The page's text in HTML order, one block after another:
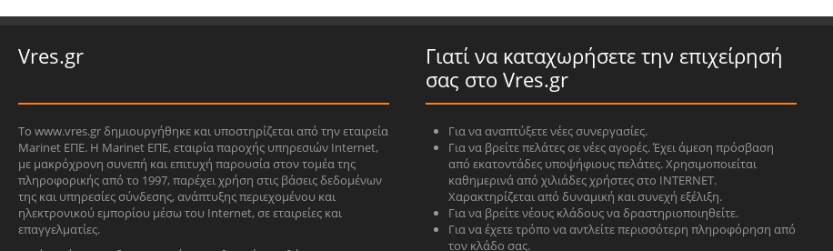
Vres.gr
Το www.vres.gr δημιουργήθηκε και υποστηρίζεται από την εταιρεία
Marinet ΕΠΕ. Η Marinet ΕΠΕ, εταιρία παροχής υπηρεσιών Internet,
με μακρόχρονη συνεπή και επιτυχή παρουσία στον τομέα της
πληροφορικής από το 1997, παρέχει χρήση στις βάσεις δεδομένων
της και υπηρεσίες σύνδεσης, ανάπτυξης περιεχομένου και
ηλεκτρονικού εμπορίου μέσω του Internet, σε εταιρείες και
επαγγελματίες.
Γιατί να καταχωρήσετε την επιχείρησή
σας στο Vres.gr
Για να αναπτύξετε νέες συνεργασίες.
Για να βρείτε πελάτες σε νέες αγορές. Έχει άμεση πρόσβαση
από εκατοντάδες υποψήφιους πελάτες. Χρησιμοποιείται
καθημερινά από χιλιάδες χρήστες στο INTERNET.
Χαρακτηρίζεται από δυναμική και συνεχή εξέλιξη.
Για να βρείτε νέους κλάδους να δραστηριοποιηθείτε.
Για να έχετε τρόπο να αντλείτε περισσότερη πληροφόρηση από
τον κλάδο σας.